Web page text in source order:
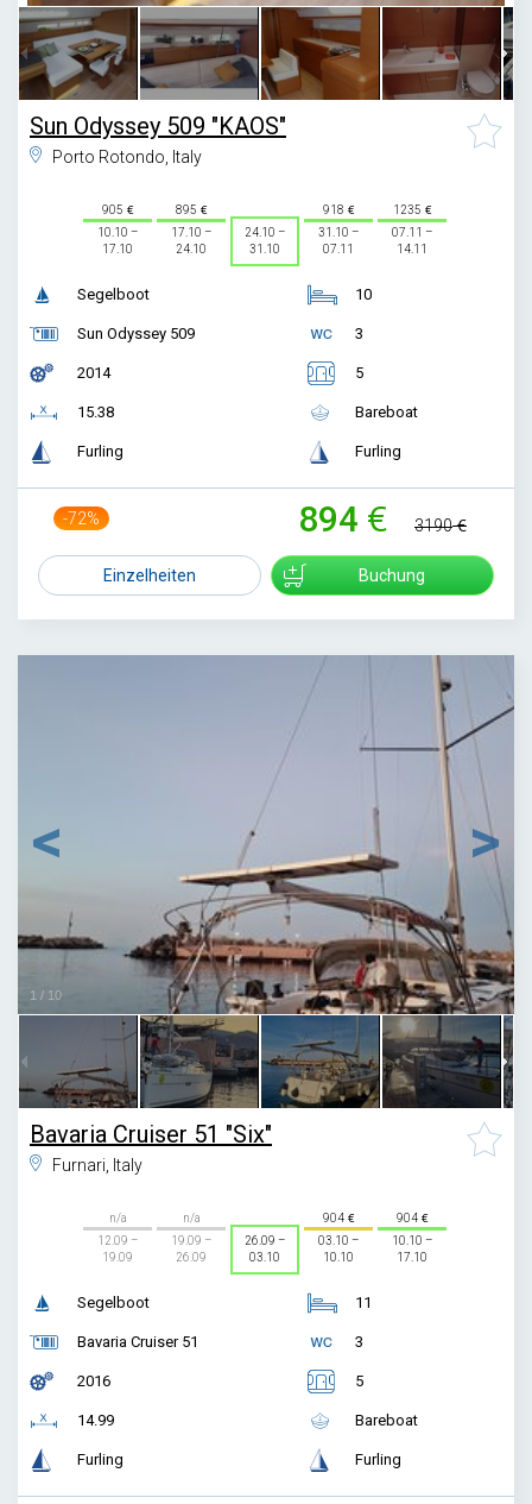
Sun Odyssey 509 "KAOS"
Porto Rotondo, Italy
905
10.10 –
17.10
895
17.10 –
24.10
24.10 –
31.10
918
31.10 –
07.11
1235
07.11 –
14.11
Segelboot
Sun Odyssey 509
2014
15.38
Furling
10
3
5
Bareboat
Furling
-72% 894 3190
Einzelheiten Buchung
1 / 10
Bavaria Cruiser 51 "Six"
Furnari, Italy
n/a
12.09 –
19.09
n/a
19.09 –
26.09
26.09 –
03.10
904
03.10 –
10.10
904
10.10 –
17.10
Segelboot
Bavaria Cruiser 51
2016
14.99
Furling
11
3
5
Bareboat
Furling